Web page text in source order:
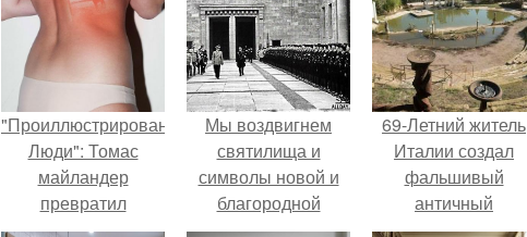
"Проиллюстрированные
Люди": Томас
майландер
превратил
солнечные ожоги в
Мы воздвигнем
святилища и
символы новой и
благородной
культуры", - говорил
69-Летний житель
Италии создал
фальшивый
античный
амфитеатр и